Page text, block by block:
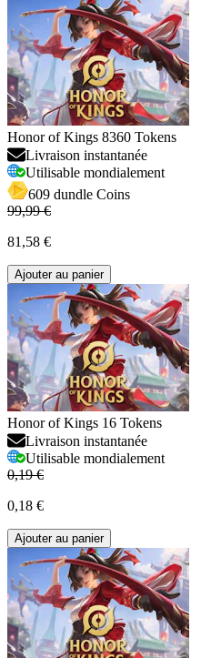
Honor of Kings 8360 Tokens
Livraison instantanée
Utilisable mondialement
609 dundle Coins
99,99 €
81,58 €
Ajouter au panier
Honor of Kings 16 Tokens
Livraison instantanée
Utilisable mondialement
0,19 €
0,18 €
Ajouter au panier